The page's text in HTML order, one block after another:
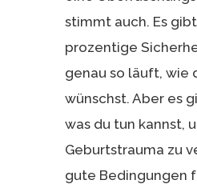
stimmt auch. Es
prozentige
genau so läuft, wie
wünschst. Aber es
was du tun kannst,
Geburtstrauma zu
gute Bedingungen